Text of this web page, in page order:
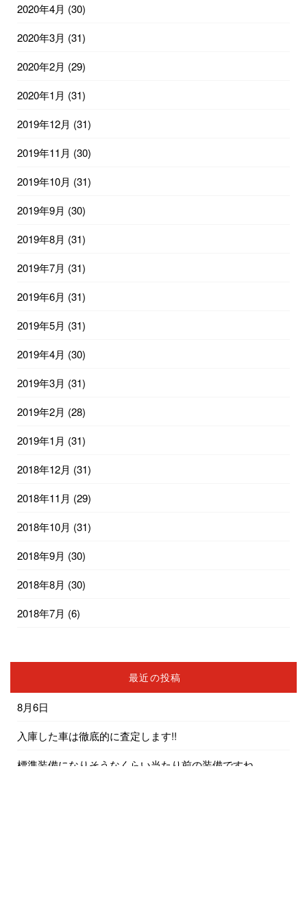
2020年4月 (30)
2020年3月 (31)
2020年2月 (29)
2020年1月 (31)
2019年12月 (31)
2019年11月 (30)
2019年10月 (31)
2019年9月 (30)
2019年8月 (31)
2019年7月 (31)
2019年6月 (31)
2019年5月 (31)
2019年4月 (30)
2019年3月 (31)
2019年2月 (28)
2019年1月 (31)
2018年12月 (31)
2018年11月 (29)
2018年10月 (31)
2018年9月 (30)
2018年8月 (30)
2018年7月 (6)
最近の投稿
8月6日
入庫した車は徹底的に査定します!!
標準装備になりそうなくらい当たり前の装備ですね